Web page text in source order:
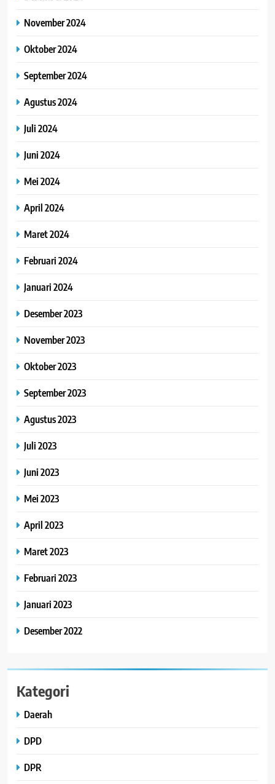
November 2024
Oktober 2024
September 2024
Agustus 2024
Juli 2024
Juni 2024
Mei 2024
April 2024
Maret 2024
Februari 2024
Januari 2024
Desember 2023
November 2023
Oktober 2023
September 2023
Agustus 2023
Juli 2023
Juni 2023
Mei 2023
April 2023
Maret 2023
Februari 2023
Januari 2023
Desember 2022
Kategori
Daerah
DPD
DPR